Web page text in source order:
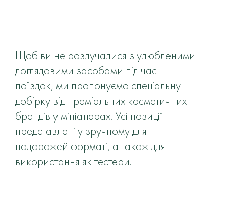
Сухі
Об'єм
н/д
Ціна
Щоб ви не розлучалися з улюбленими
доглядовими засобами під час
поїздок, ми пропонуємо спеціальну
добірку від преміальних косметичних
брендів у мініатюрах. Усі позиції
представлені у зручному для
подорожей форматі, а також для
використання як тестери.